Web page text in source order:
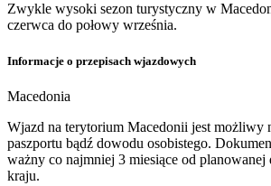
Zwykle wysoki sezon turystyczny w
czerwca do połowy września.
Informacje o przepisach wjazdowych
Macedonia
Wjazd na terytorium Macedonii jest możliwy
paszportu bądź dowodu osobistego.
ważny co najmniej 3 miesiące od
kraju.